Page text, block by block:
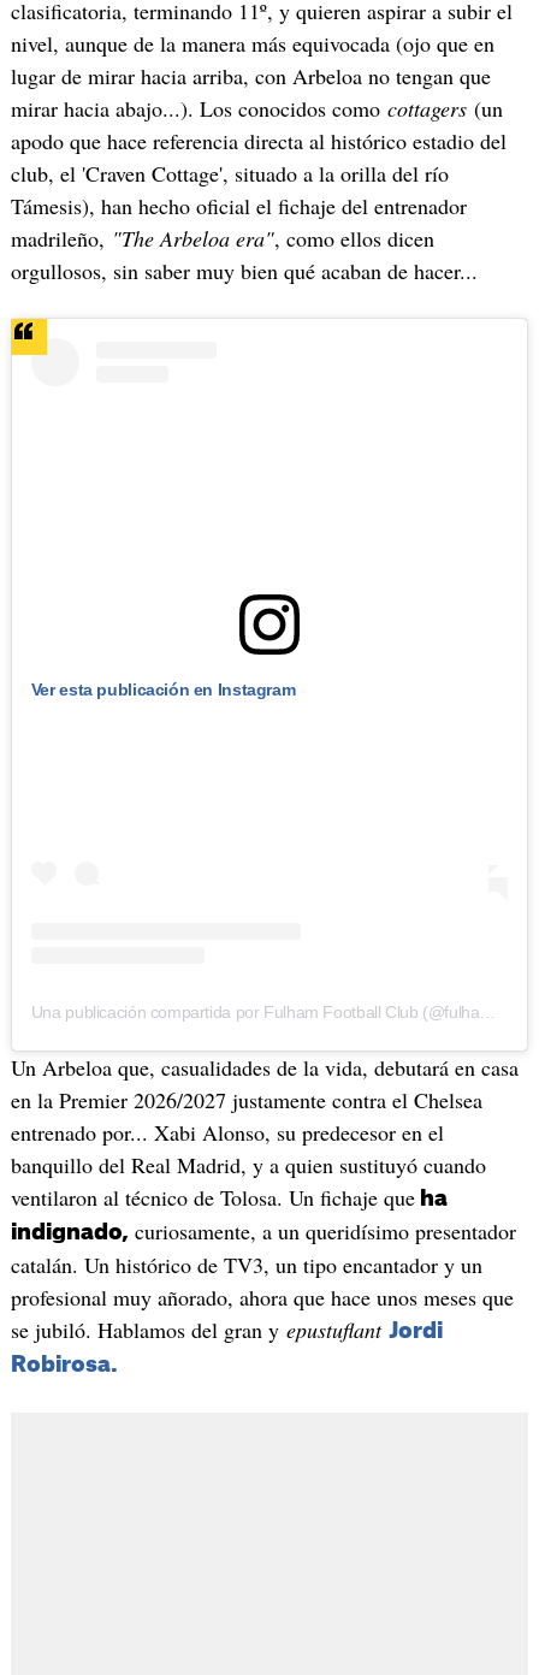
clasificatoria, terminando 11º, y quieren aspirar a subir el
nivel, aunque de la manera más equivocada (ojo que en
lugar de mirar hacia arriba, con Arbeloa no tengan que
mirar hacia abajo...). Los conocidos como cottagers(un
apodo que hace referencia directa al histórico estadio del
club, el 'Craven Cottage', situado a la orilla del río
Támesis), han hecho oficial el fichaje del entrenador
madrileño, "The Arbeloa era", como ellos dicen
orgullosos, sin saber muy bien qué acaban de hacer...
Ver esta publicación en Instagram
Un Arbeloa que, casualidades de la vida, debutará en casa
en la Premier 2026/2027 justamente contra el Chelsea
entrenado por... Xabi Alonso, su predecesor en el
banquillo del Real Madrid, y a quien sustituyó cuando
ventilaron al técnico de Tolosa. Un fichaje queha
indignado, curiosamente, a un queridísimo presentador
catalán. Un histórico de TV3, un tipo encantador y un
profesional muy añorado, ahora que hace unos meses que
se jubiló. Hablamos del gran y epustuflant Jordi
Robirosa.